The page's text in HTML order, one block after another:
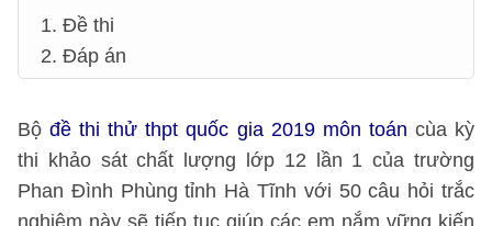
1. Đề thi
2. Đáp án
Bộđề thi thử thpt quốc gia 2019 môn toán cùa kỳ
thi khảo sát chất lượng lớp 12 lần 1 của trường
Phan Đình Phùng tỉnh Hà Tĩnh với 50 câu hỏi trắc
nghiệm này sẽ tiếp tục giúp các em nắm vững kiến